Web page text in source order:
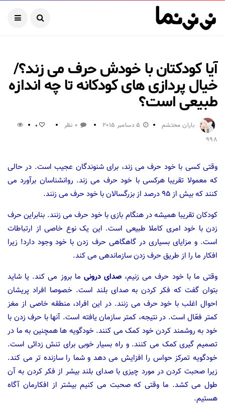
آیا کودکتان با خودش حرف می زند؟/
خیال پردازی های کودکانه تا چه اندازه
طبیعی است؟
باران محتشم 5 دسامبر 2015 0 نظر 0
998
‫وقتی کسی با خود حرف می زند، برای شنوندگان عجیب است.‬ ‫در حالی
که معمولا تقریبا هرکسی با خود حرف می زند.‬ ‫روانشناسان برآورد می
کنند که بیش از ۹۵ درصد از بزرگسالان با خود حرف می زنند.‬ ‫
کودکان تقریبا همیشه در هنگام بازی با خود حرف می زنند.‬ ‫بنابراین حرف
زدن با خود امری کاملا طبیعی است.‬ ‫این یک نوع خاصی از ارتباطات
است.‬ ‫و مزایای بسیاری در گاهگاهی حرف زدن با خود وجود دارد!‬ ‫زیرا
افکار ما را از طریق حرف زدن سازماندهی می کند.‬ ‫
وقتی ما با خود حرف می زنیم، صدای درونی ما بروز می کند.‬ ‫یا شاید
بتوان گفت که فکر کردن به صدای بلند است.‬ ‫خصوصا افراد پریشان
احوال اغلب با خود حرف می زنند.‬ ‫در این افراد، منطقه خاصی از مغز
کمتر فعّال است.‬ ‫در نتیجه، کمتر سازمان یافته است.‬ ‫آنها با حرف زدن با
خود به روشمند کردن خود کمک می کنند.‬ ‫خودگویه ها همچنین به ما در
تصمیم گیری کمک می کنند.‬ ‫و راه بسیار خوبی برای تنش زدائی است.‬
‫خودگویه تمرکز حواس را افزایش می دهد و شما را سازنده تر می کند.‬
‫زیرا صحبت کردن در مورد چیزی با صدای بلند بیشر از فکر کردن به آن
طول می کشد.‬ ‫ما وقتی که صحبت می کنیم بیشتر از افکارمان آگاه
هستیم.‬ ‫